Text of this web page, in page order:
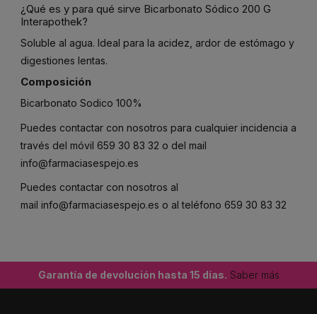
¿Qué es y para qué sirve Bicarbonato Sódico 200 G
Interapothek?
Soluble al agua. Ideal para la acidez, ardor de estómago y
digestiones lentas.
Composición
Bicarbonato Sodico 100%
Puedes contactar con nosotros para cualquier incidencia a
través del móvil 659 30 83 32 o del mail
info@farmaciasespejo.es
Puedes contactar con nosotros al
mail info@farmaciasespejo.es o al teléfono 659 30 83 32
Garantía de devolución hasta 15 días. Saber más